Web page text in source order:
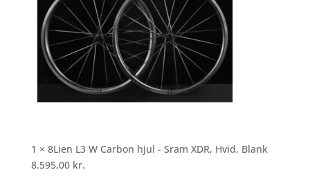
1 × 8Lien L3 W Carbon hjul - Sram XDR, Hvid, Blank
8.595,00 kr.